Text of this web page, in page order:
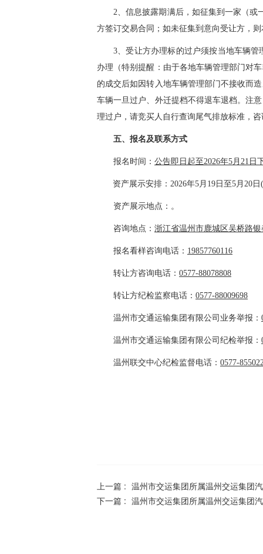
2、信息披露期满后，如征集到一家（或
方签订交易合同；如未征集到意向受让方，
3、受让方办理标的过户须按当地车辆
办理（特别提醒：由于各地车辆管理部门对
的成交后如因转入地车辆管理部门不接收而
车辆一旦过户、外迁提档不得退车退档。注
理过户，请竞买人自行查询尾气排放标准，
五、报名及联系方式
报名时间： 公告即日起至2026年5月 21 日
资产展示安排 ：2026年5月19日至5月20
资产展示地点 ： 。
咨询地点： 浙江省温州市鹿城区吴桥路银
报名看样咨询电话： 19857760116
转让方咨询电话： 0577-88078808
转让方纪检监察电话： 0577-88009698
温州市交通运输集团有限公司 业务举报：
温州市交通运输集团有限公司 纪检举报：
温州联交中心纪检监督电话： 0577-
上一篇 : 温州市交运集团所属温州交运集团
下一篇 : 温州市交运集团所属温州交运集团